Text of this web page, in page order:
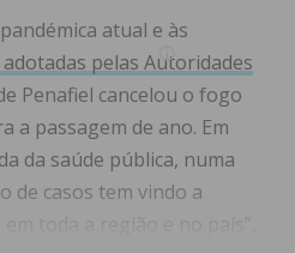
atual e às
pelas Autoridades
Penafiel cancelou o fogo
a passagem de ano. Em
da saúde pública, numa
de casos tem vindo a